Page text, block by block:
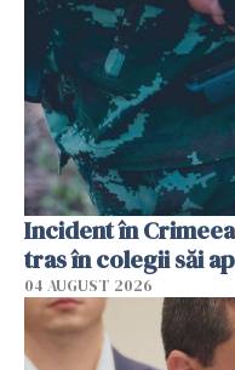
Incident în
tras în colegii săi
04 AUGUST 2026